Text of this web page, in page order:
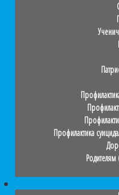
Профилактика